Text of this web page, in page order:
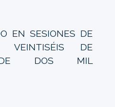
EN SESIONES DE
VEINTISÉIS DE
DE DOS MIL